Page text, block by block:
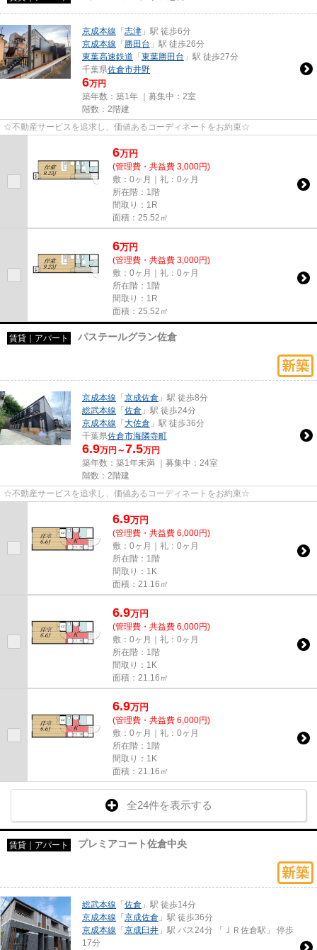
京成本線 「 志津 」駅 徒歩6分
京成本線 「 勝田台 」駅 徒歩26分
東葉高速鉄道 「 東葉勝田台 」駅 徒歩27分
千葉県佐倉市井野
6万円
築年数：築1年 ｜募集中： 2室
階数：2階建
☆不動産サービスを追求し、価値あるコーディネートをお約束☆
6万円
(管理費・共益費 3,000円)
敷：0ヶ月｜礼：0ヶ月
所在階：1階
間取り：1R
面積：25.52㎡
6万円
(管理費・共益費 3,000円)
敷：0ヶ月｜礼：0ヶ月
所在階：1階
間取り：1R
面積：25.52㎡
賃貸｜アパート パステールグラン佐倉
京成本線 「 京成佐倉 」駅 徒歩8分
総武本線 「 佐倉 」駅 徒歩24分
京成本線 「 大佐倉 」駅 徒歩36分
千葉県佐倉市海隣寺町
6.9万円～7.5万円
築年数：築1年未満 ｜募集中： 24室
階数：2階建
☆不動産サービスを追求し、価値あるコーディネートをお約束☆
6.9万円
(管理費・共益費 6,000円)
敷：0ヶ月｜礼：0ヶ月
所在階：1階
間取り：1K
面積：21.16㎡
6.9万円
(管理費・共益費 6,000円)
敷：0ヶ月｜礼：0ヶ月
所在階：1階
間取り：1K
面積：21.16㎡
6.9万円
(管理費・共益費 6,000円)
敷：0ヶ月｜礼：0ヶ月
所在階：1階
間取り：1K
面積：21.16㎡
全24件を表示する
賃貸｜アパート プレミアコート佐倉中央
総武本線 「 佐倉 」駅 徒歩14分
京成本線 「 京成佐倉 」駅 徒歩36分
京成本線 「 京成臼井 」駅 バス24分 「ＪＲ佐倉駅」 停歩
17分